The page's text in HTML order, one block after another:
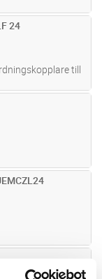
24
till